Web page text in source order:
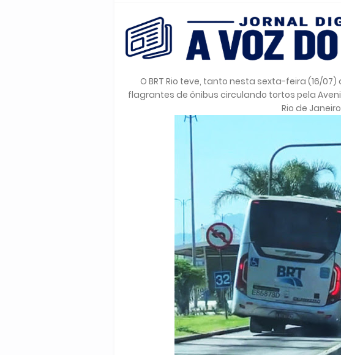
O BRT Rio teve, tanto nesta sexta-feira (16/
flagrantes de ônibus circulando tortos pela
Rio de